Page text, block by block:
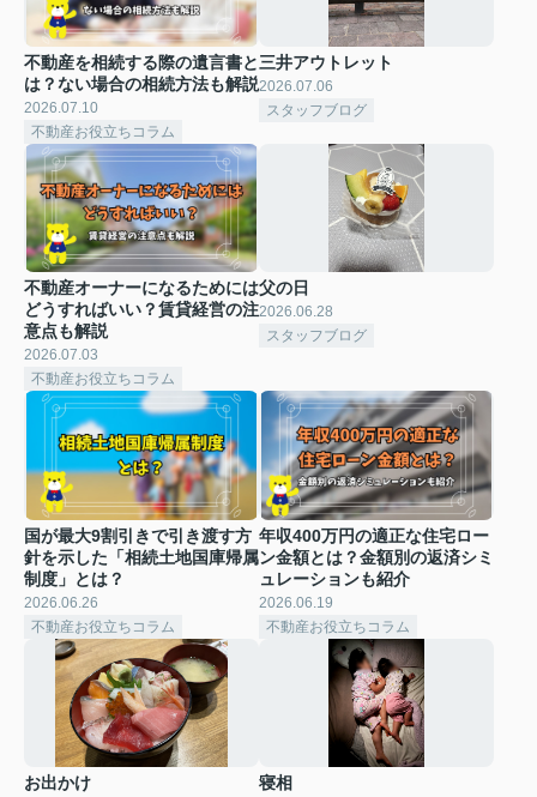
不動産を相続する際の遺言書と
は？ない場合の相続方法も解説
2026.07.10
不動産お役立ちコラム
三井アウトレット
2026.07.06
スタッフブログ
不動産オーナーになるためには
どうすればいい？賃貸経営の注
意点も解説
2026.07.03
不動産お役立ちコラム
父の日
2026.06.28
スタッフブログ
国が最大9割引きで引き渡す方
針を示した「相続土地国庫帰属
制度」とは？
2026.06.26
不動産お役立ちコラム
年収400万円の適正な住宅ロー
ン金額とは？金額別の返済シミ
ュレーションも紹介
2026.06.19
不動産お役立ちコラム
お出かけ 寝相